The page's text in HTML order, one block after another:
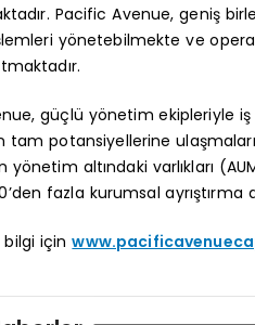
Pacific Avenue, geniş
yönetebilmekte ve
güçlü yönetim ekipleriyle iş
tam potansiyellerine
yönetim altındaki varlıkları
fazla kurumsal ayrıştırma
bilgi için